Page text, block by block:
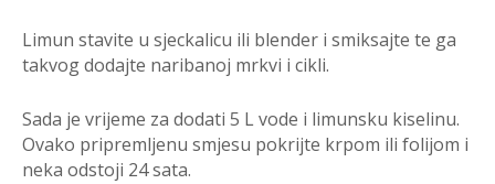
Limun stavite u sjeckalicu ili blender i smiksajte te ga
takvog dodajte naribanoj mrkvi i cikli.
Sada je vrijeme za dodati 5 L vode i limunsku kiselinu.
Ovako pripremljenu smjesu pokrijte krpom ili folijom i
neka odstoji 24 sata.